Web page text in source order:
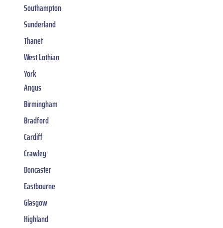
Southampton
Sunderland
Thanet
West Lothian
York
Angus
Birmingham
Bradford
Cardiff
Crawley
Doncaster
Eastbourne
Glasgow
Highland